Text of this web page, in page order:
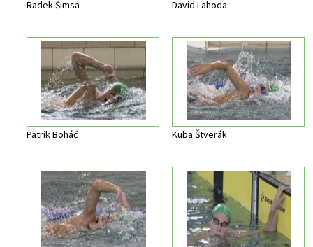
Radek Šimsa David Lahoda
Patrik Boháč Kuba Štverák